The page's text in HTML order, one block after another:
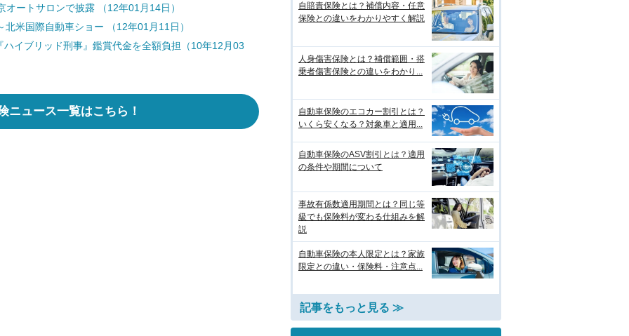
ートサロンで披露 （12年01月14日）
米国際自動車ショー （12年01月11日）
イブリッド刑事』鑑賞代金を全額負担（10年12月03
ニュース一覧はこちら！
自賠責保険とは？補償内容・任意
保険との違いをわかりやすく解説
人身傷害保険とは？補償範囲・搭
乗者傷害保険との違いをわかり...
自動車保険のエコカー割引とは？
いくら安くなる？対象車と適用...
自動車保険のASV割引とは？適用
の条件や期間について
事故有係数適用期間とは？同じ等
級でも保険料が変わる仕組みを解
説
自動車保険の本人限定とは？家族
限定との違い・保険料・注意点...
記事をもっと見る ≫